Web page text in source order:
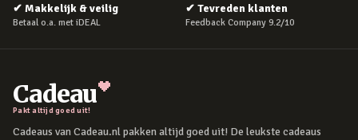
✔ Makkelijk & veilig
Betaal o.a. met iDEAL
✔ Tevreden klanten
Feedback Company 9.2/10
Cadeau
Pakt altijd goed uit!
Cadeaus van Cadeau.nl pakken altijd goed uit! De leukste cadeaus